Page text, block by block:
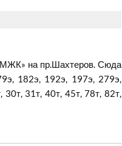
на пр.Шахтеров. Сюда
182э, 192э, 197э, 279э,
31т, 40т, 45т, 78т, 82т,